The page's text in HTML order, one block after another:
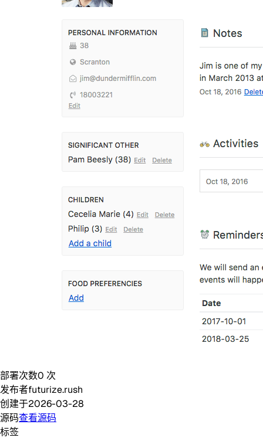
部署次数0 次
发布者futurize.rush
创建于2026-03-28
源码查看源码
标签